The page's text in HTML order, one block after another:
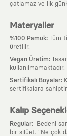
çatlamaz ve ilk
Materyaller
%100 Pamuk: Tüm
üretilir.
Vegan Üretim:
kullanılmamaktadır.
Sertifikalı Boyalar:
sertifikalara sahiptir
Kalıp
Regular:
Bedeni
bir silüet. "Ne çok